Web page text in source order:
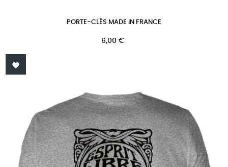
PORTE-CLÉS MADE IN FRANCE
Prix
6,00 €
